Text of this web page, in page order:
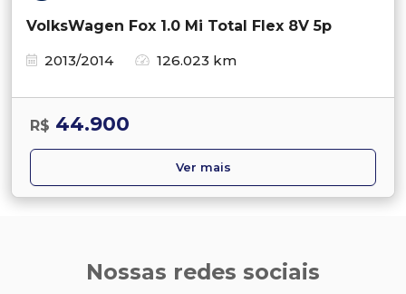
VolksWagen Fox 1.0 Mi Total Flex 8V 5p
2013/2014
126.023 km
R$ 44.900
Ver mais
Nossas redes sociais